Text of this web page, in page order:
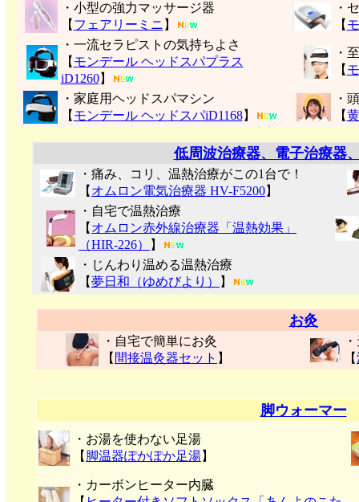
・小型の強力マッサージ器
【 フェアリーミニ 】
・
【
・一流セラピストの気持ちよさ
【 モンデール ヘッドスパプラス
iD1260】
・
【
・家庭用ヘッドスパマシン
【 モンデール ヘッドスパiD1168】
・
【
低周波治療器、電子治療器
・痛み、コリ、温熱治療がこの1台で！
【 オムロン電気治療器 HV-F5200】
・自宅で温熱治療
【 オムロン赤外線治療器「温熱効果」
（HIR-226）
】
・じんわり温める温熱治療
【夢日和（ゆめびより） 】
お灸
・自宅で簡単にお灸
【 間接温灸器セット 】
【
脚ウォーマー
・お湯を使わない足湯
【 脚温器ぽかぽか足湯】
・カーボンヒーター内臓